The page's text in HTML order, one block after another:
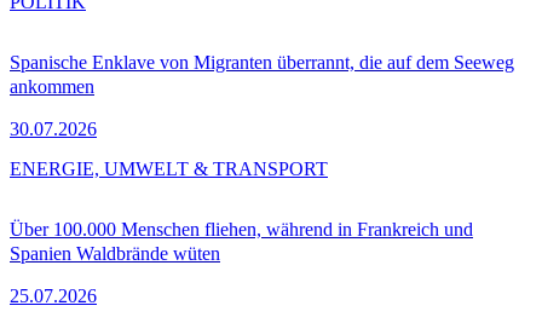
Spanische Enklave von Migranten überrannt, die auf dem Seeweg
ankommen
30.07.2026
Über 100.000 Menschen fliehen, während in Frankreich und
Spanien Waldbrände wüten
25.07.2026
ENERGIE, UMWELT & TRANSPORT